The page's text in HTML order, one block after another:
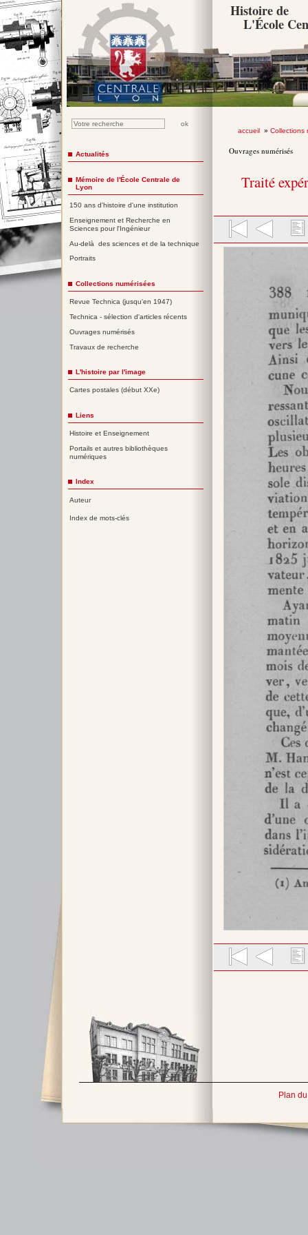
Histoire de
L'École
accueil» Collections
Ouvrages numérisés
Traité
Actualités
Mémoire de l'École Centrale de
Lyon
150 ans d'histoire d'une institution
Enseignement et Recherche en
Sciences pour l'Ingénieur
Au-delà des sciences et de la technique
Portraits
Collections numérisées
Revue Technica (jusqu'en 1947)
Technica - sélection d'articles récents
Ouvrages numérisés
Travaux de recherche
L'histoire par l'image
Cartes postales (début XXe)
Liens
Histoire et Enseignement
Portails et autres bibliothèques
numériques
Index
Auteur
Index de mots-clés
Plan